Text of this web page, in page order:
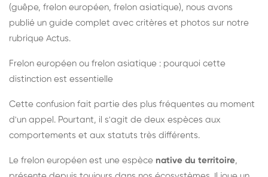
(guêpe, frelon européen, frelon asiatique), nous avons
publié un guide complet avec critères et photos sur notre
rubrique Actus.
Frelon européen ou frelon asiatique : pourquoi cette
distinction est essentielle
Cette confusion fait partie des plus fréquentes au moment
d'un appel. Pourtant, il s'agit de deux espèces aux
comportements et aux statuts très différents.
Le frelon européen est une espèce native du territoire,